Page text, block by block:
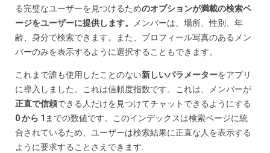
る完璧なユーザーを見つけるためのオプションが満載の検索ペ
ージをユーザーに提供します。
メンバーは、場所、性別、年
齢、身分で検索できます。また、プロフィール写真のあるメン
バーのみを表示するように選択することもできます。
これまで誰も使用したことのない新しいパラメーターをアプリ
に導入しました。これは信頼度指数です。これは、メンバーが
正直で信頼できる人だけを見つけてチャットできるようにする
0 から 1 までの数値です。 このインデックスは検索ページに統
合されているため、ユーザーは検索結果に正直な人を表示する
ように要求することさえできます.